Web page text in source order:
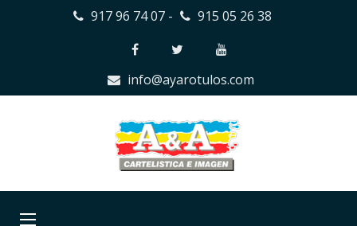
917 96 74 07- 915 05 26 38
info@ayarotulos.com